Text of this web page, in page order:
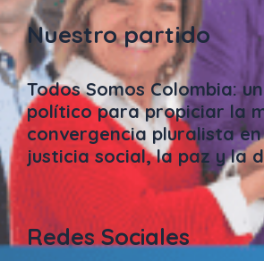
Nuestro partido
Todos Somos Colombia:
político para propiciar la
convergencia pluralista
justicia social, la paz y la
Redes Sociales